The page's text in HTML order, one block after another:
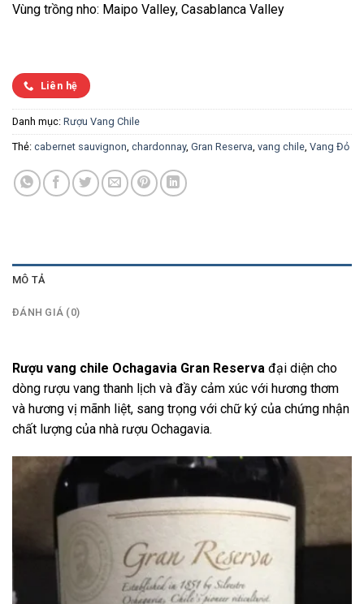
Vùng trồng nho: Maipo Valley, Casablanca Valley
Liên hệ
Danh mục: Rượu Vang Chile
Thẻ: cabernet sauvignon chardonnay, Gran Reserva vang chile Vang Đỏ
MÔ TẢ
ĐÁNH GIÁ (0)
Rượu vang chile Ochagavia Gran Reserva đại diện cho
dòng rượu vang thanh lịch và đầy cảm xúc với hương thơm
và hương vị mãnh liệt, sang trọng với chữ ký của chứng nhận
chất lượng của nhà rượu Ochagavia.